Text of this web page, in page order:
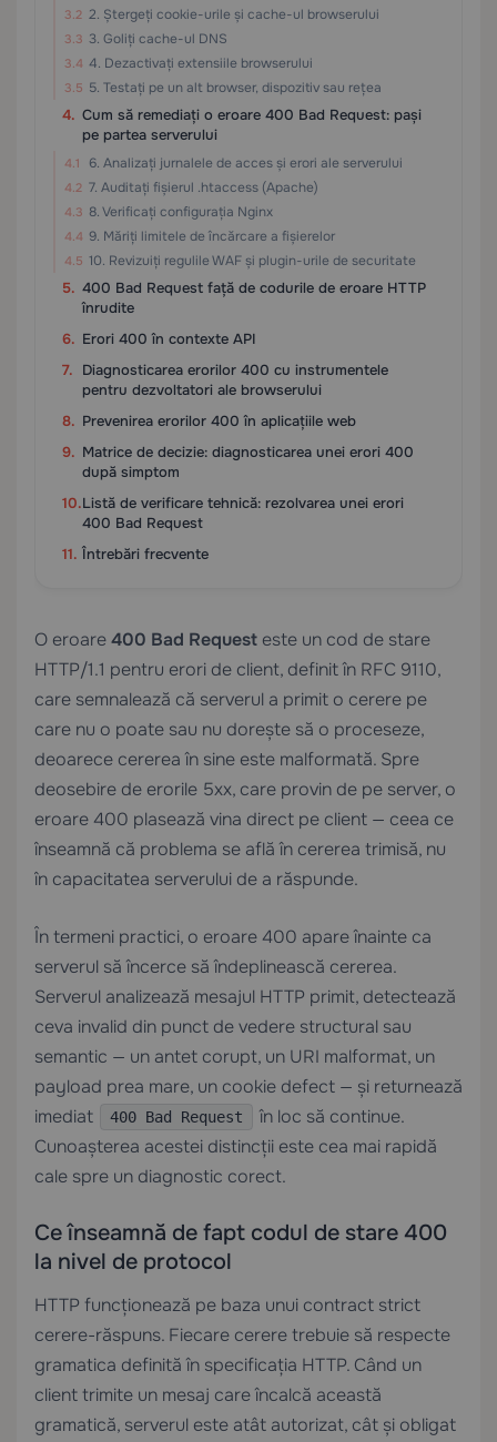
2. Ștergeți cookie-urile și cache-ul browserului
3. Goliți cache-ul DNS
4. Dezactivați extensiile browserului
5. Testați pe un alt browser, dispozitiv sau rețea
Cum să remediați o eroare 400 Bad Request: pași
pe partea serverului
6. Analizați jurnalele de acces și erori ale serverului
7. Auditați fișierul .htaccess (Apache)
8. Verificați configurația Nginx
9. Măriți limitele de încărcare a fișierelor
10. Revizuiți regulile WAF și plugin-urile de securitate
400 Bad Request față de codurile de eroare HTTP
înrudite
Erori 400 în contexte API
Diagnosticarea erorilor 400 cu instrumentele
pentru dezvoltatori ale browserului
Prevenirea erorilor 400 în aplicațiile web
Matrice de decizie: diagnosticarea unei erori 400
după simptom
Listă de verificare tehnică: rezolvarea unei erori
400 Bad Request
Întrebări frecvente
O eroare400 Bad Request este un cod de stare
HTTP/1.1 pentru erori de client, definit în RFC 9110,
care semnalează că serverul a primit o cerere pe
care nu o poate sau nu dorește să o proceseze,
deoarece cererea în sine este malformată. Spre
deosebire de erorile 5xx, care provin de pe server, o
eroare 400 plasează vina direct pe client — ceea ce
înseamnă că problema se află în cererea trimisă, nu
în capacitatea serverului de a răspunde.
În termeni practici, o eroare 400 apare înainte ca
serverul să încerce să îndeplinească cererea.
Serverul analizează mesajul HTTP primit, detectează
ceva invalid din punct de vedere structural sau
semantic — un antet corupt, un URI malformat, un
payload prea mare, un cookie defect — și returnează
imediat
400 Bad Request
în loc să continue.
Cunoașterea acestei distincții este cea mai rapidă
cale spre un diagnostic corect.
Ce înseamnă de fapt codul de stare 400
la nivel de protocol
HTTP funcționează pe baza unui contract strict
cerere-răspuns. Fiecare cerere trebuie să respecte
gramatica definită în specificația HTTP. Când un
client trimite un mesaj care încalcă această
gramatică, serverul este atât autorizat, cât și obligat